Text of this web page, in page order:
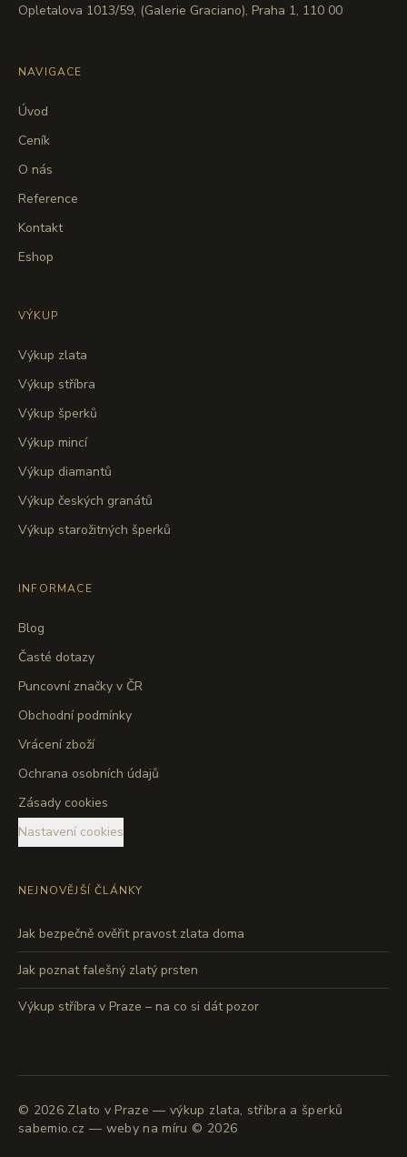
Opletalova 1013/59, (Galerie Graciano), Praha 1, 110 00
NAVIGACE
Úvod
Ceník
O nás
Reference
Kontakt
Eshop
VÝKUP
Výkup zlata
Výkup stříbra
Výkup šperků
Výkup mincí
Výkup diamantů
Výkup českých granátů
Výkup starožitných šperků
INFORMACE
Blog
Časté dotazy
Puncovní značky v ČR
Obchodní podmínky
Vrácení zboží
Ochrana osobních údajů
Zásady cookies
Nastavení cookies
NEJNOVĚJŠÍ ČLÁNKY
Jak bezpečně ověřit pravost zlata doma
Jak poznat falešný zlatý prsten
Výkup stříbra v Praze – na co si dát pozor
© 2026 Zlato v Praze — výkup zlata, stříbra a šperků
sabemio.cz — weby na míru © 2026